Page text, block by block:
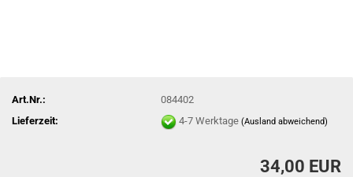
Art.Nr.:
084402
Lieferzeit:
4-7 Werktage(Ausland abweichend)
34,00 EUR